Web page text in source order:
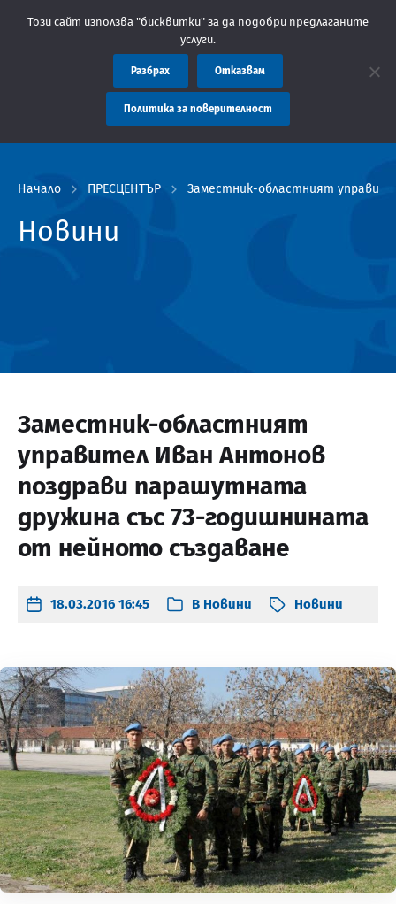
администрация Пловдив препоръчва заплащането на такси
Начало ПРЕСЦЕНТЪР Заместник-областният
Новини
Заместник-областният
управител Иван Антонов
поздрави парашутната
дружина със 73-годишнината
от нейното създаване
18.03.2016 16:45 В Новини Новини
Този сайт използва "бисквитки" за да подобри предлаганите
услуги.
Разбрах Отказвам
Политика за поверителност